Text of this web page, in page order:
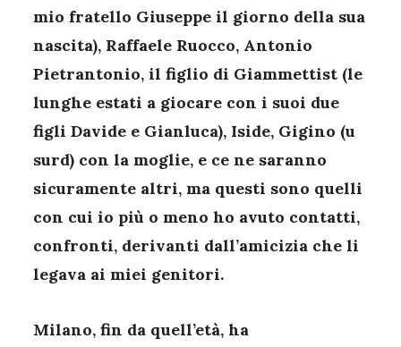
mio fratello Giuseppe il giorno della sua
nascita), Raffaele Ruocco, Antonio
Pietrantonio, il figlio di Giammettist (le
lunghe estati a giocare con i suoi due
figli Davide e Gianluca), Iside, Gigino (u
surd) con la moglie, e ce ne saranno
sicuramente altri, ma questi sono quelli
con cui io più o meno ho avuto contatti,
confronti, derivanti dall’amicizia che li
legava ai miei genitori.
Milano, fin da quell’età, ha